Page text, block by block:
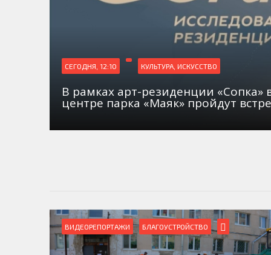
СЕГОДНЯ, 12:10 КУЛЬТУРА, ИСКУССТВО
В рамках арт-резиденции «Сопка»
центре парка «Маяк» пройдут
ВИДЕОРЕПОРТАЖИ